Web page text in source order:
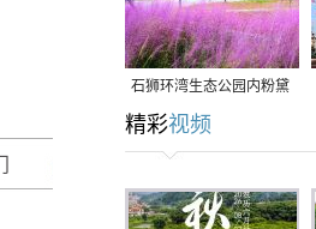
石狮环湾生态公园内粉黛
乱子草盛放
精彩视频